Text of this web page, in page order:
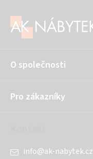
O společnosti
Pro zákazníky
info@ak-nabytek.cz